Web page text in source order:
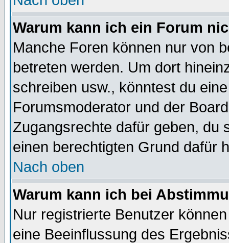
Warum kann ich ein Forum
Manche Foren können nur von
betreten werden. Um dort
schreiben usw., könntest du
Forumsmoderator und der
Zugangsrechte dafür geben, du
einen berechtigten Grund dafür
Nach oben
Warum kann ich bei
Nur registrierte Benutzer
eine Beeinflussung des